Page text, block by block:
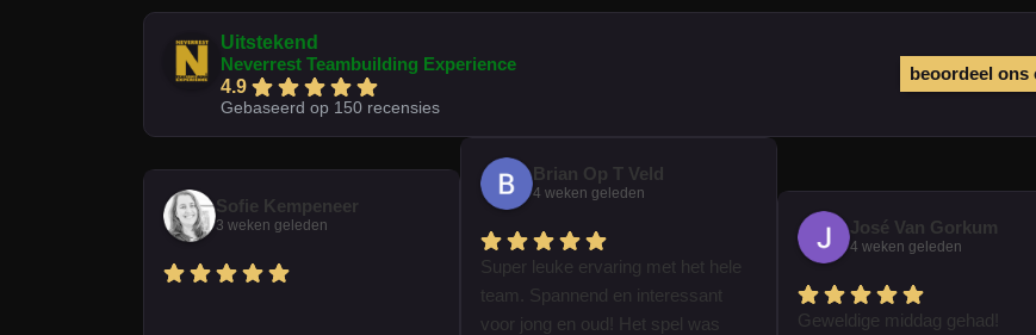
Uitstekend
Neverrest Teambuilding Experience
4.9
Gebaseerd op 150 recensies
beoordeel ons
Sofie Kempeneer
3 weken geleden
Brian Op T Veld
4 weken geleden
Super leuke ervaring met het hele
team. Spannend en interessant
voor jong en oud! Het spel was
José Van Gorkum
4 weken geleden
Geweldige middag gehad!